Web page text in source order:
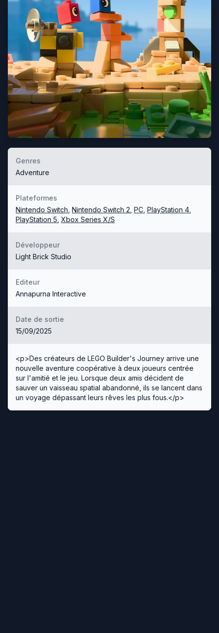
Genres
Adventure
Plateformes
Nintendo Switch Nintendo Switch 2 PC PlayStation 4
PlayStation 5 Xbox Series X/S
Développeur
Light Brick Studio
Editeur
Annapurna Interactive
Date de sortie
15/09/2025
<p>Des créateurs de LEGO Builder's Journey arrive une
nouvelle aventure coopérative à deux joueurs centrée
sur l'amitié et le jeu. Lorsque deux amis décident de
sauver un vaisseau spatial abandonné, ils se lancent dans
un voyage dépassant leurs rêves les plus fous.</p>